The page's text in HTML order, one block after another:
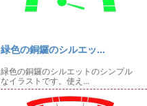
緑色の銅鑼のシルエッ...
緑色の銅鑼のシルエットのシンプル
なイラストです。使え...